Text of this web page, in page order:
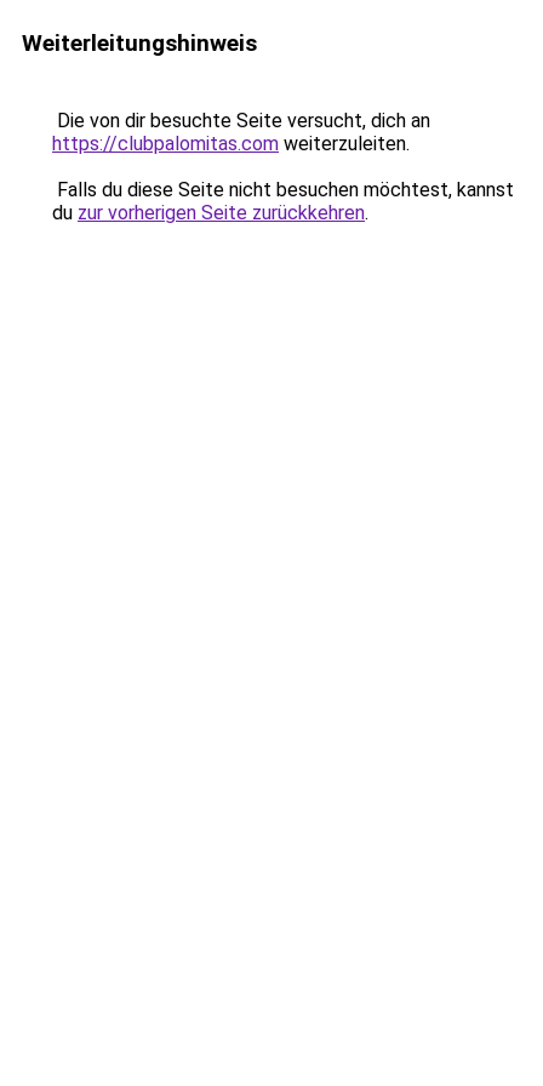
Weiterleitungshinweis
Die von dir besuchte Seite versucht, dich an
https://clubpalomitas.com weiterzuleiten.
Falls du diese Seite nicht besuchen möchtest, kannst
du zur vorherigen Seite zurückkehren.